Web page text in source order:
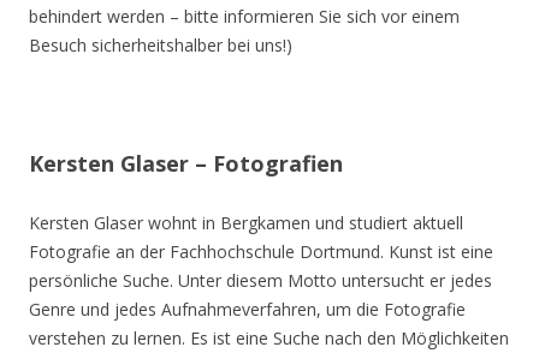
behindert werden – bitte informieren Sie sich vor einem
Besuch sicherheitshalber bei uns!)
Kersten Glaser – Fotografien
Kersten Glaser wohnt in Bergkamen und studiert aktuell
Fotografie an der Fachhochschule Dortmund. Kunst ist eine
persönliche Suche. Unter diesem Motto untersucht er jedes
Genre und jedes Aufnahmeverfahren, um die Fotografie
verstehen zu lernen. Es ist eine Suche nach den Möglichkeiten